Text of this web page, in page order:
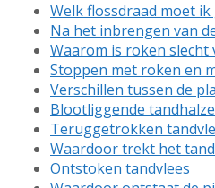
Welk flossdraad moet
Na het inbrengen van
Waarom is roken slecht
Stoppen met roken en
Verschillen tussen de
Blootliggende
Teruggetrokken
Waardoor trekt het
Ontstoken tandvlees